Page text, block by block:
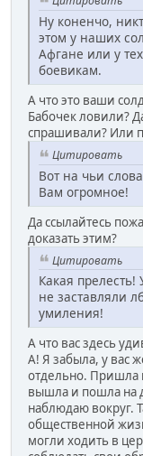
Ну коненчо,
этом у наших
Афгане или у
боевикам.
А что это ваши
Бабочек ловили?
спрашивали? Или
Цитировать
Вот на чьи
Вам огромное!
Да ссылайтесь
доказать этим?
Цитировать
Какая
не заставляли
умиления!
А что вас здесь
А! Я забыла, у вас
отдельно. Пришла
вышла и пошла на
наблюдаю вокруг.
общественной
могли ходить в